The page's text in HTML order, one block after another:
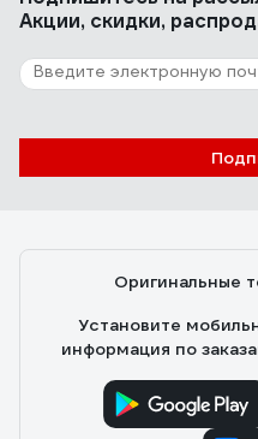
19 отзывов
Отзыв о шинопроводе
CAB1003 10342
Крепеж для сетевого
изделиях).
Акции, скидки,
Оригинальные
Установите
информация по